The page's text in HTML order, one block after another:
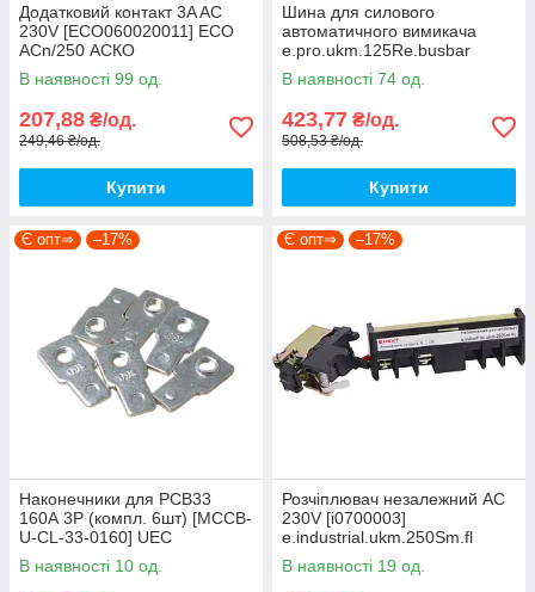
Додатковий контакт 3A AC
230V [ECO060020011] ECO
АCn/250 АСКО
В наявності 99 од.
207,88 ₴/од.
249,46 ₴/од.
Купити
Шина для силового
автоматичного вимикача
e.pro.ukm.125Re.busbar
[p087121] E.NEXT
В наявності 74 од.
423,77 ₴/од.
508,53 ₴/од.
Купити
Є опт⇒ –17%
Наконечники для PCB33
160А 3Р (компл. 6шт) [MCCB-
U-CL-33-0160] UEC
В наявності 10 од.
Є опт⇒ –17%
Розчіплювач незалежний AC
230V [i0700003]
e.industrial.ukm.250Sm.fl
E.NEXT
В наявності 19 од.